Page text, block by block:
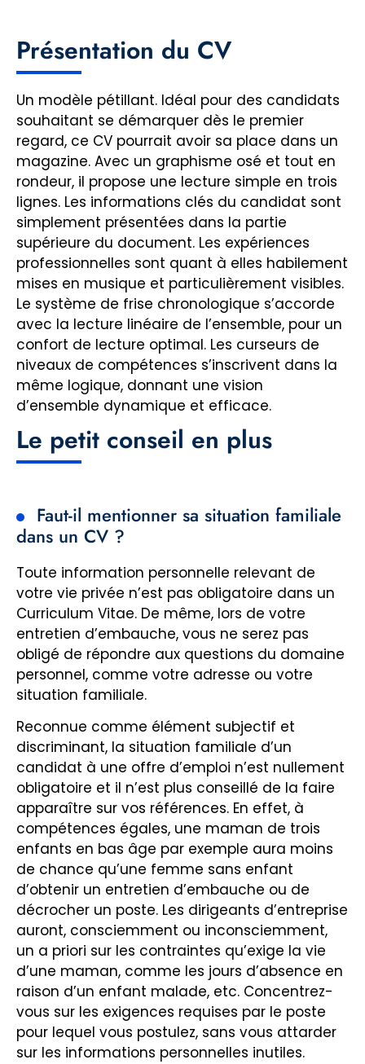
Présentation du CV
Un modèle pétillant. Idéal pour des candidats
souhaitant se démarquer dès le premier
regard, ce CV pourrait avoir sa place dans un
magazine. Avec un graphisme osé et tout en
rondeur, il propose une lecture simple en trois
lignes. Les informations clés du candidat sont
simplement présentées dans la partie
supérieure du document. Les expériences
professionnelles sont quant à elles habilement
mises en musique et particulièrement visibles.
Le système de frise chronologique s’accorde
avec la lecture linéaire de l’ensemble, pour un
confort de lecture optimal. Les curseurs de
niveaux de compétences s’inscrivent dans la
même logique, donnant une vision
d’ensemble dynamique et efficace.
Le petit conseil en plus
Faut-il mentionner sa situation familiale
dans un CV ?
Toute information personnelle relevant de
votre vie privée n’est pas obligatoire dans un
Curriculum Vitae. De même, lors de votre
entretien d’embauche, vous ne serez pas
obligé de répondre aux questions du domaine
personnel, comme votre adresse ou votre
situation familiale.
Reconnue comme élément subjectif et
discriminant, la situation familiale d’un
candidat à une offre d’emploi n’est nullement
obligatoire et il n’est plus conseillé de la faire
apparaître sur vos références. En effet, à
compétences égales, une maman de trois
enfants en bas âge par exemple aura moins
de chance qu’une femme sans enfant
d’obtenir un entretien d’embauche ou de
décrocher un poste. Les dirigeants d’entreprise
auront, consciemment ou inconsciemment,
un a priori sur les contraintes qu’exige la vie
d’une maman, comme les jours d’absence en
raison d’un enfant malade, etc. Concentrez-
vous sur les exigences requises par le poste
pour lequel vous postulez, sans vous attarder
sur les informations personnelles inutiles.